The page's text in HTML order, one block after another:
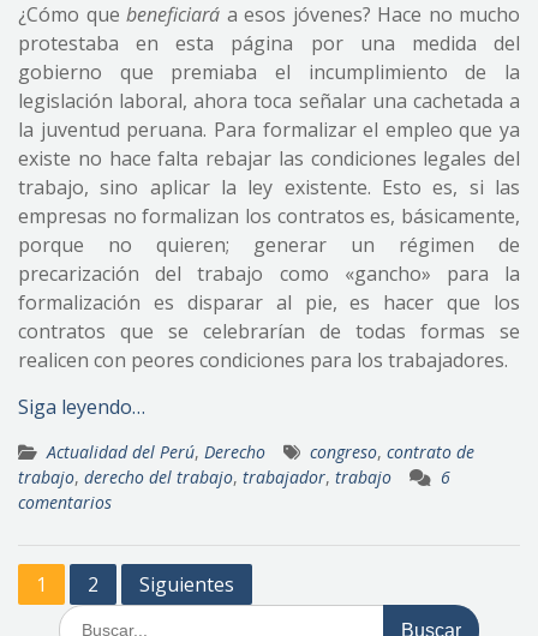
¿Cómo que beneficiará a esos jóvenes? Hace no mucho
protestaba en esta página por una medida del
gobierno que premiaba el incumplimiento de la
legislación laboral, ahora toca señalar una cachetada a
la juventud peruana. Para formalizar el empleo que ya
existe no hace falta rebajar las condiciones legales del
trabajo, sino aplicar la ley existente. Esto es, si las
empresas no formalizan los contratos es, básicamente,
porque no quieren; generar un régimen de
precarización del trabajo como «gancho» para la
formalización es disparar al pie, es hacer que los
contratos que se celebrarían de todas formas se
realicen con peores condiciones para los trabajadores.
Siga leyendo…
Actualidad del Perú, Derecho congreso, contrato de
trabajo, derecho del trabajo, trabajador, trabajo
6
comentarios
Paginación
1 2 Siguientes
Buscar: